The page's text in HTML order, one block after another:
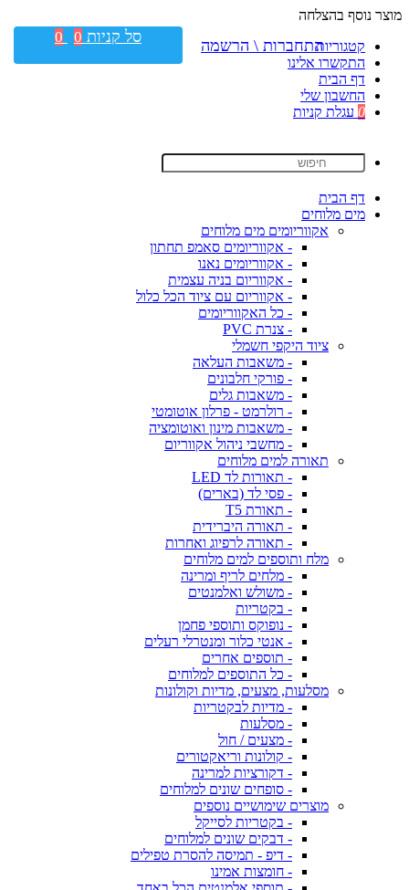
מוצר נוסף בהצלחה
קטגוריות
התקשרו אלינו
דף הבית
החשבון שלי
0 עגלת קניות
דף הבית
מים מלוחים
אקווריומים מים מלוחים
- אקווריומים סאמפ תחתון
- אקווריומים נאנו
- אקווריום בניה עצמית
- אקווריום עם ציוד הכל כלול
- כל האקווריומים
- צנרת PVC
ציוד היקפי חשמלי
- משאבות העלאה
- פורקי חלבונים
- משאבות גלים
- רולרמט - פרלון אוטומטי
- משאבות מינון ואוטומציה
- מחשבי ניהול אקווריום
תאורה למים מלוחים
- תאורות לד LED
- פסי לד (בארים)
- תאורת T5
- תאורה היברידית
- תאורה לרפיוג ואחרות
מלח ותוספים למים מלוחים
- מלחים לריף ומרינה
- משולש ואלמנטים
- בקטריות
- נופוקס ותוספי פחמן
- אנטי כלור ומנטרלי רעלים
- תוספים אחרים
- כל התוספים למלוחים
מסלעות, מצעים, מדיות וקולונות
- מדיות לבקטריות
- מסלעות
- מצעים / חול
- קולונות וריאקטורים
- דקורציות למרינה
- סופחים שונים למלוחים
מוצרים שימושיים נוספים
- בקטריות לסייקל
- דבקים שונים למלוחים
- דיפ - תמיסה להסרת טפילים
- חומצות אמינו
התחברות \ הרשמה סל קניות 0
0